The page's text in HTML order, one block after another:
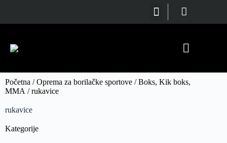
Početna /Oprema za borilačke sportove /Boks, Kik boks,
MMA / rukavice
rukavice
Kategorije